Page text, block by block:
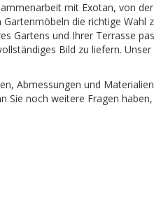
mit Exotan, von
die richtige Wahl
Gartens und Ihrer Terrasse
Bild zu liefern.
Abmessungen und
noch weitere Fragen